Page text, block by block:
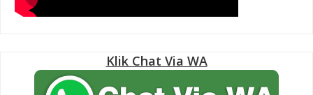
Klik Chat Via WA